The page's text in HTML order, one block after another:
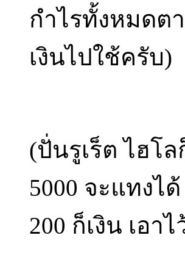
กำไรทั้งหมดต
เงินไปใช้ครับ)
(ปั่นรูเร็ต ไฮโ
5000 จะแทงไ
200 ก็เงิน เอา